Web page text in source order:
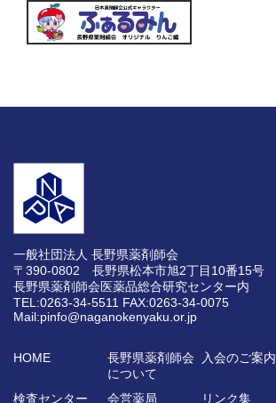
一般社団法人 長野県薬剤師会
〒390-0802 長野県松本市旭2丁目10番15号
長野県薬剤師会医薬品総合研究センター内
TEL:0263-34-5511 FAX:0263-34-0075
Mail:pinfo@naganokenyaku.or.jp
HOME
長野県薬剤師会
について
入会のご案内
検査センター 会営薬局 リンク集